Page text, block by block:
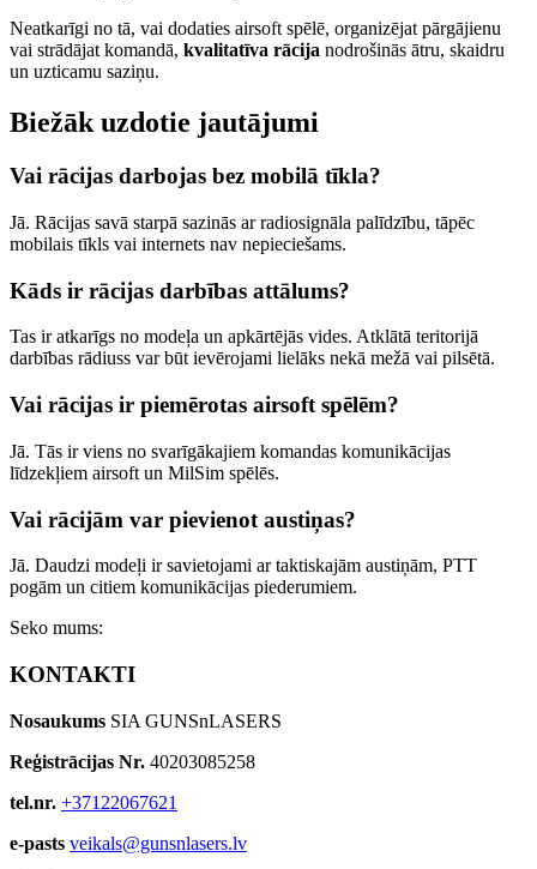
Neatkarīgi no tā, vai dodaties airsoft spēlē, organizējat pārgājienu
vai strādājat komandā, kvalitatīva rācija nodrošinās ātru, skaidru
un uzticamu saziņu.
Biežāk uzdotie jautājumi
Vai rācijas darbojas bez mobilā tīkla?
Jā. Rācijas savā starpā sazinās ar radiosignāla palīdzību, tāpēc
mobilais tīkls vai internets nav nepieciešams.
Kāds ir rācijas darbības attālums?
Tas ir atkarīgs no modeļa un apkārtējās vides. Atklātā teritorijā
darbības rādiuss var būt ievērojami lielāks nekā mežā vai pilsētā.
Vai rācijas ir piemērotas airsoft spēlēm?
Jā. Tās ir viens no svarīgākajiem komandas komunikācijas
līdzekļiem airsoft un MilSim spēlēs.
Vai rācijām var pievienot austiņas?
Jā. Daudzi modeļi ir savietojami ar taktiskajām austiņām, PTT
pogām un citiem komunikācijas piederumiem.
Seko mums:
KONTAKTI
Nosaukums SIA GUNSnLASERS
Reģistrācijas Nr. 40203085258
tel.nr. +37122067621
e-pasts veikals@gunsnlasers.lv